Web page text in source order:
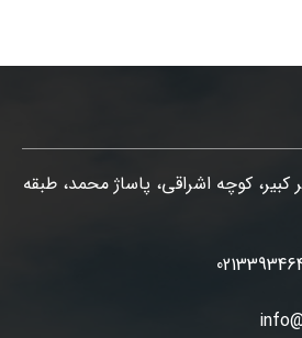
کبیر، کوچه اشراقی، پاساژ محمد، طبقه